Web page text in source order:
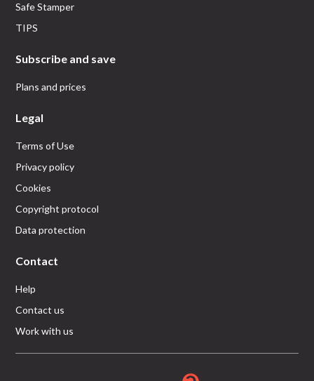
Safe Stamper
TIPS
Subscribe and save
Plans and prices
Legal
Terms of Use
Privacy policy
Cookies
Copyright protocol
Data protection
Contact
Help
Contact us
Work with us